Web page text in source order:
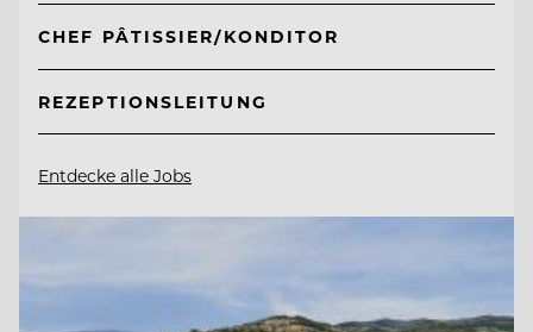
CHEF PÂTISSIER/KONDITOR
REZEPTIONSLEITUNG
Entdecke alle Jobs